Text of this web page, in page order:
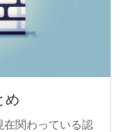
め
在関わっている認